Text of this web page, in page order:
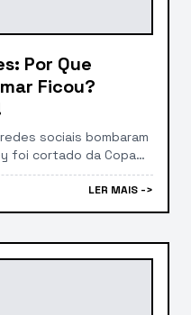
Por Que
Ficou?
sociais bombaram
foi cortado da Copa
permaneceu?
de futebol finalmente
exclusiva ao portal
Finatti, jogou
LER MAIS ->